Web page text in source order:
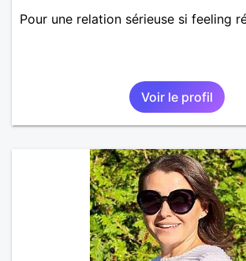
Pour une relation sérieuse si feeling
Voir le profil